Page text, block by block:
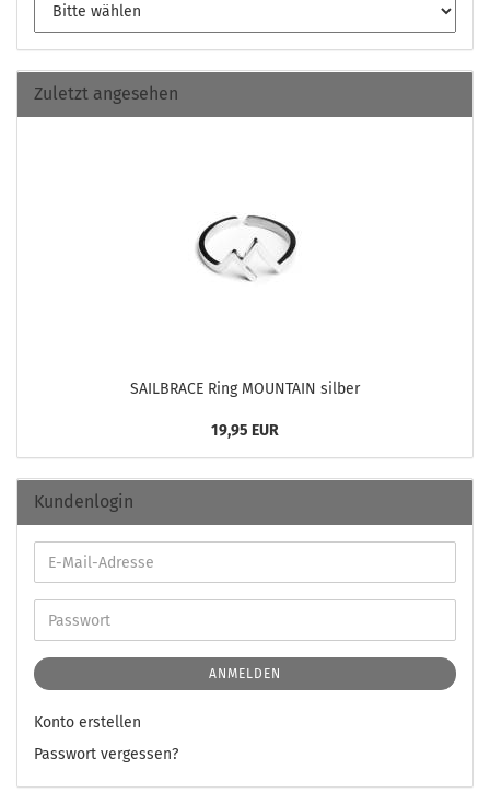
Zuletzt angesehen
SAILBRACE Ring MOUN­TAIN sil­ber
19,95 EUR
Kundenlogin
ANMELDEN
Konto erstellen
Passwort vergessen?